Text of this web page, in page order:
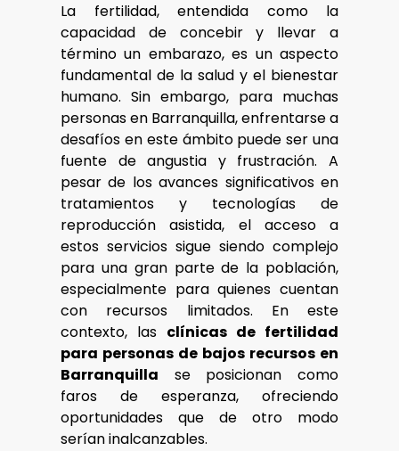
La fertilidad, entendida como la
capacidad de concebir y llevar a
término un embarazo, es un aspecto
fundamental de la salud y el bienestar
humano. Sin embargo, para muchas
personas en Barranquilla, enfrentarse a
desafíos en este ámbito puede ser una
fuente de angustia y frustración. A
pesar de los avances significativos en
tratamientos y tecnologías de
reproducción asistida, el acceso a
estos servicios sigue siendo complejo
para una gran parte de la población,
especialmente para quienes cuentan
con recursos limitados. En este
contexto, las clínicas de fertilidad
para personas de bajos recursos en
Barranquilla se posicionan como
faros de esperanza, ofreciendo
oportunidades que de otro modo
serían inalcanzables.